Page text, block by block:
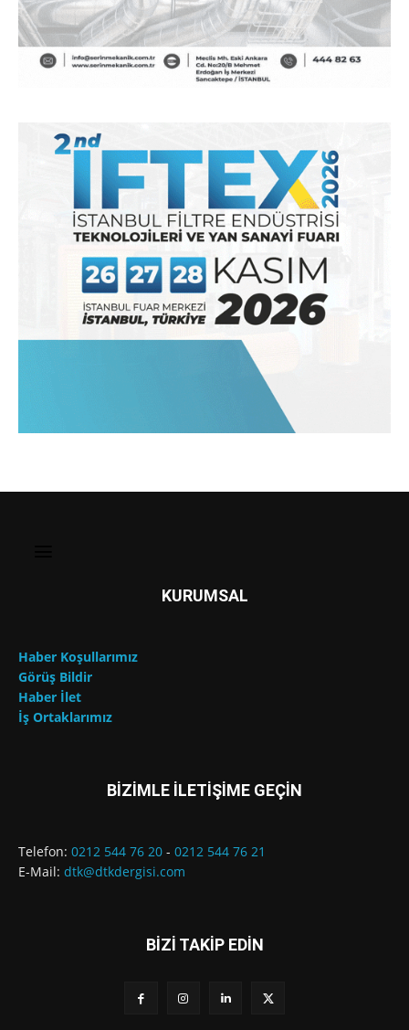
KURUMSAL
Haber Koşullarımız
Görüş Bildir
Haber İlet
İş Ortaklarımız
BİZİMLE İLETİŞİME GEÇİN
Telefon: 0212 544 76 20 - 0212 544 76 21
E-Mail: dtk@dtkdergisi.com
BİZİ TAKİP EDİN